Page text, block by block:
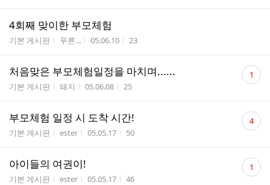
4회째 맞이한 부모체험
게시판명
기본 게시판 작성자
푸른... 작성시간
05.06.10 조회수
23
처음맞은 부모체험일정을 마치며......
게시판명
기본 게시판 작성자
돼지 작성시간
05.06.08 조회수
25
댓
글 1
부모체험 일정 시 도착 시간!
게시판명
기본 게시판 작성자
ester 작성시간
05.05.17 조회수
50
댓
글 4
아이들의 여권이!
게시판명
기본 게시판 작성자
ester 작성시간
05.05.17 조회수
46
댓
글 1